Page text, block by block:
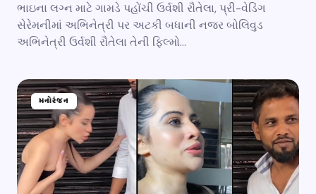
ભાઇના લગ્ન માટે ગામડે પહોંચી ઉર્વશી રૌતેલા, પ્રી-વેડિંગ
સેરેમનીમાં અભિનેત્રી પર અટકી બધાની નજર બોલિવુડ
અભિનેત્રી ઉર્વશી રૌતેલા તેની ફિલ્મો…
મનોરંજન